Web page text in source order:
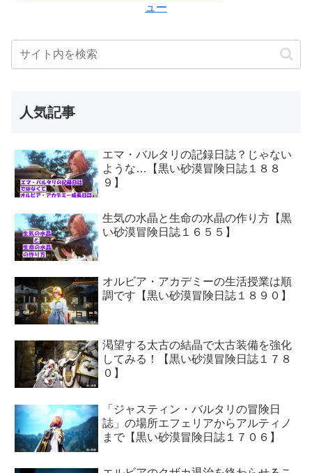
ュー
人気記事
エマ・バルタリの記録日誌？じゃない
ような…【黒い砂漠冒険日誌１８８
９】
生気の水晶と生命の水晶の作り方【黒
い砂漠冒険日誌１６５５】
オルビア・アカデミーの生活授業は順
調です【黒い砂漠冒険日誌１８９０】
渇望する太古の結晶で太古装備を強化
してみる！【黒い砂漠冒険日誌１７８
０】
「ジャスティン・バルタリの冒険日
誌」の場所エフェリアからアルティノ
まで【黒い砂漠冒険日誌１７０６】